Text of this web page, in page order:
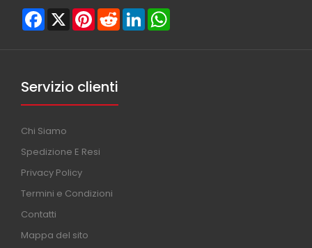
Facebook
X PinterestRedditLinkedIn
Servizio clienti
Chi Siamo
Spedizione E Resi
Privacy Policy
Termini e Condizioni
Contatti
Mappa del sito